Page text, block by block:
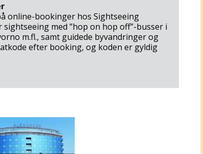
online-bookinger hos Sightseeing
med ”hop on hop off”-busser i
m.fl., samt guidede byvandringer og
efter booking, og koden er gyldig
=
er
Hvid = Ingen
Thermal Pool, med termisk vand fra
m.
er du meget velkommen til at skrive om din
- skriv i stedet til mail@happydays.nu)
- Adriaterhavets dronning